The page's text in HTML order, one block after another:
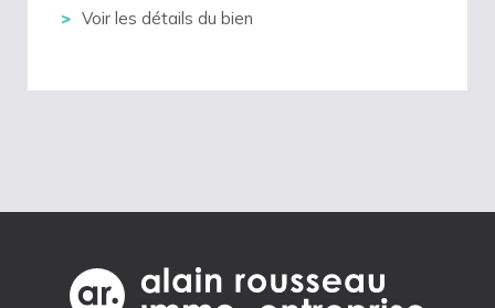
Voir les détails du bien